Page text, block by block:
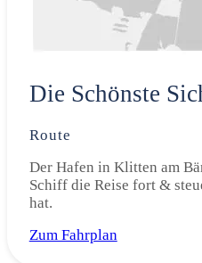
Die Schönste
Route
Der Hafen in Klitten am
Schiff die Reise fort &
hat.
Zum Fahrplan